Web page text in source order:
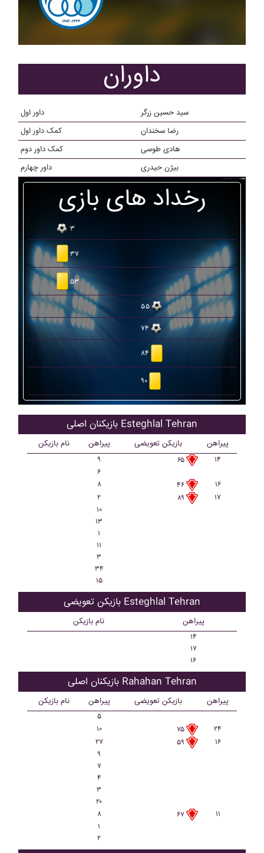
داوران
داور اول
سید حسین زرگر
کمک داور اول
رضا سخندان
کمک داور دوم
هادی طوسی
داور چهارم
بیژن حیدری
رخداد های بازی
۳
۳۷
۵۳
۵۵
۷۴
۸۴
۹۰
بازیکنان اصلی Esteghlal Tehran
نام بازیکن پیراهن بازیکن تعویضی پیراهن
۹ ۶۵
۱۴
۶
۸
۴۶
۱۶
۲
۸۹
۱۷
۱۰
۱۳
۱
۱۱
۳
۳۴
۱۵
بازیکن تعویضی Esteghlal Tehran
نام بازیکن پیراهن
۱۴
۱۷
۱۶
بازیکنان اصلی Rahahan Tehran
نام بازیکن پیراهن بازیکن تعویضی پیراهن
۵
۱۰
۷۵
۲۴
۲۷
۵۹
۱۶
۹
۷
۴
۳
۲۰
۸
۶۷
۱۱
۱
۲